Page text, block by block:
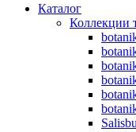
Каталог
Коллекции